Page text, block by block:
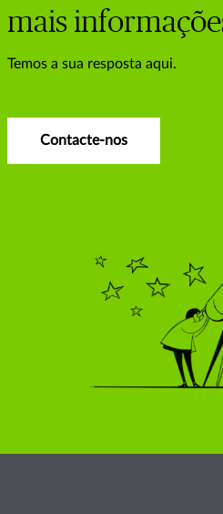
mais
Temos a sua resposta aqui.
Contacte-nos